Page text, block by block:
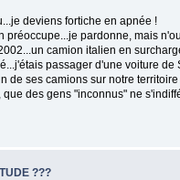
deviens fortiche en apnée !
préoccupe...je pardonne, mais
camion italien en
passager d'une voiture
ses camions sur notre
des gens "inconnus" ne
???